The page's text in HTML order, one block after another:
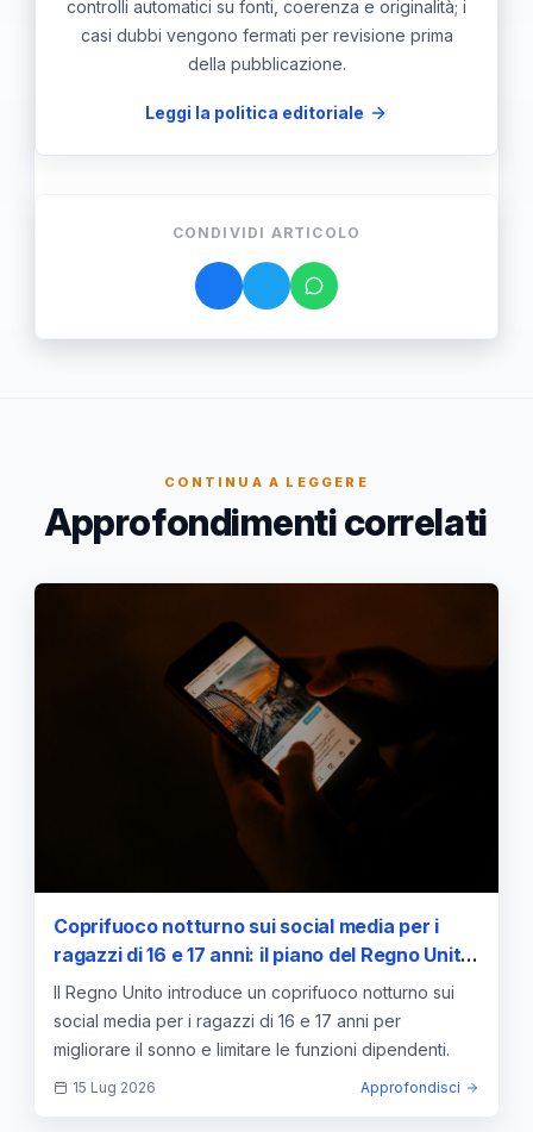
controlli automatici su fonti, coerenza e originalità; i
casi dubbi vengono fermati per revisione prima
della pubblicazione.
Leggi la politica editoriale
CONDIVIDI ARTICOLO
CONTINUA A LEGGERE
Approfondimenti correlati
Coprifuoco notturno sui social media per i
ragazzi di 16 e 17 anni: il piano del Regno Unito
per contrastare la dipendenza digitale
Il Regno Unito introduce un coprifuoco notturno sui
social media per i ragazzi di 16 e 17 anni per
migliorare il sonno e limitare le funzioni dipendenti.
15 Lug 2026 Approfondisci